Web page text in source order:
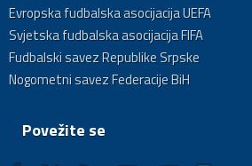
Evropska fudbalska asocijacija UEFA
Svjetska fudbalska asocijacija FIFA
Fudbalski savez Republike Srpske
Nogometni savez Federacije BiH
Povežite se